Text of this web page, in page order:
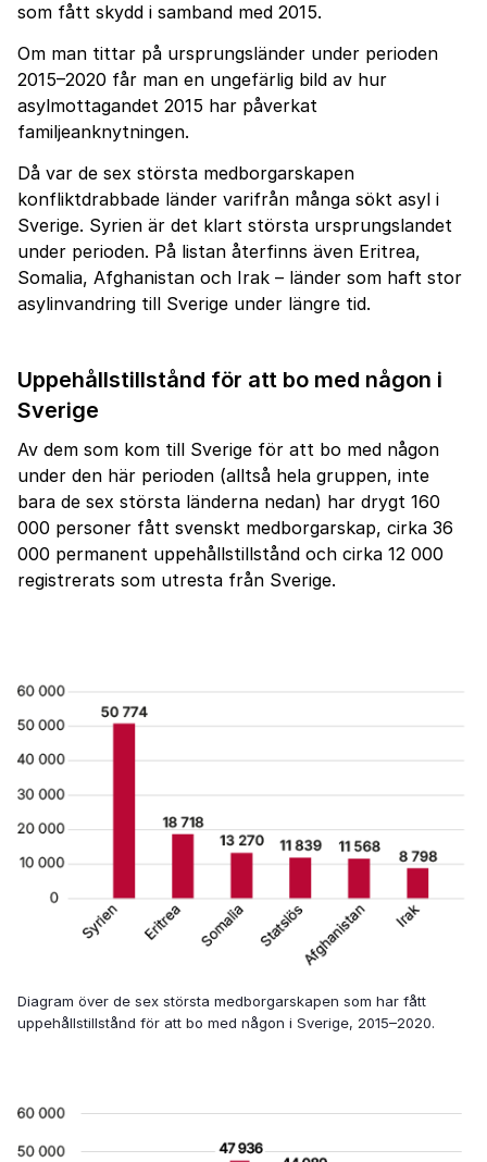
som fått skydd i samband med 2015.
Om man tittar på ursprungsländer under perioden
2015–2020 får man en ungefärlig bild av hur
asylmottagandet 2015 har påverkat
familjeanknytningen.
Då var de sex största medborgarskapen
konfliktdrabbade länder varifrån många sökt asyl i
Sverige. Syrien är det klart största ursprungslandet
under perioden. På listan återfinns även Eritrea,
Somalia, Afghanistan och Irak – länder som haft stor
asylinvandring till Sverige under längre tid.
Uppehållstillstånd för att bo med någon i
Sverige
Av dem som kom till Sverige för att bo med någon
under den här perioden (alltså hela gruppen, inte
bara de sex största länderna nedan) har drygt 160
000 personer fått svenskt medborgarskap, cirka 36
000 permanent uppehållstillstånd och cirka 12 000
registrerats som utresta från Sverige.
Diagram över de sex största medborgarskapen som har fått
uppehållstillstånd för att bo med någon i Sverige, 2015–2020.